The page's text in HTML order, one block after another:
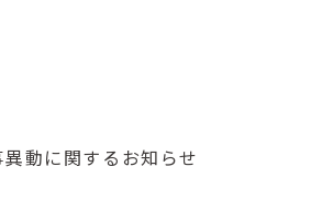
動に関するお知らせ